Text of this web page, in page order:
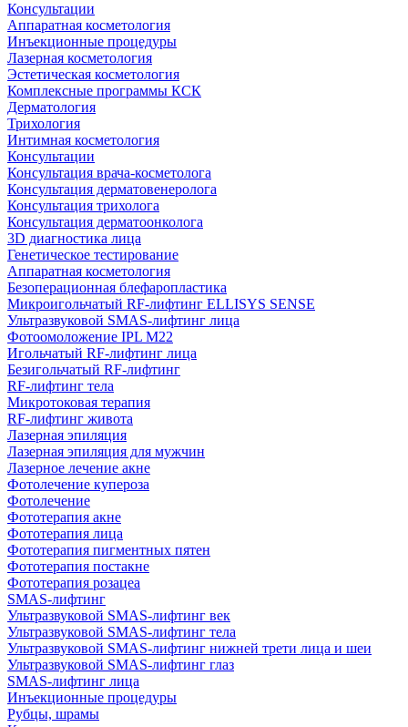
Консультации
Аппаратная косметология
Инъекционные процедуры
Лазерная косметология
Эстетическая косметология
Комплексные программы КСК
Дерматология
Трихология
Интимная косметология
Консультации
Консультация врача-косметолога
Консультация дерматовенеролога
Консультация трихолога
Консультация дерматоонколога
3D диагностика лица
Генетическое тестирование
Аппаратная косметология
Безоперационная блефаропластика
Микроигольчатый RF-лифтинг ELLISYS SENSE
Ультразвуковой SMAS-лифтинг лица
Фотоомоложение IPL M22
Игольчатый RF-лифтинг лица
Безигольчатый RF-лифтинг
RF-лифтинг тела
Микротоковая терапия
RF-лифтинг живота
Лазерная эпиляция
Лазерная эпиляция для мужчин
Лазерное лечение акне
Фотолечение купероза
Фотолечение
Фототерапия акне
Фототерапия лица
Фототерапия пигментных пятен
Фототерапия постакне
Фототерапия розацеа
SMAS-лифтинг
Ультразвуковой SMAS-лифтинг век
Ультразвуковой SMAS-лифтинг тела
Ультразвуковой SMAS-лифтинг нижней трети лица и шеи
Ультразвуковой SMAS-лифтинг глаз
SMAS-лифтинг лица
Инъекционные процедуры
Рубцы, шрамы